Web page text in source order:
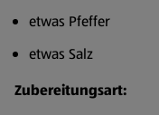
etwas Pfeffer
etwas Salz
Zubereitungsart: